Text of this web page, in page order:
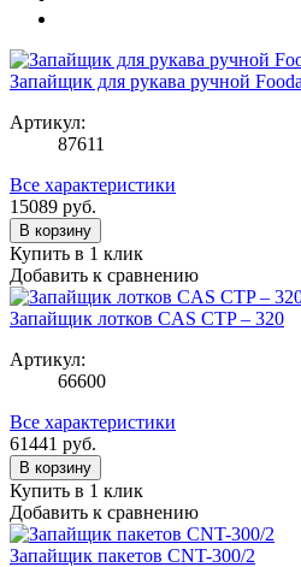
Запайщик для рукава ручной
Артикул:
87611
Все характеристики
15089 руб.
В корзину
Купить в 1 клик
Добавить к сравнению
Запайщик лотков CAS CTP – 320
Артикул:
66600
Все характеристики
61441 руб.
В корзину
Купить в 1 клик
Добавить к сравнению
Запайщик пакетов CNT-300/2